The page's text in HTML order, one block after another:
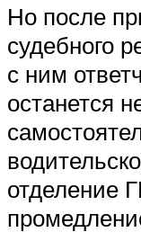
Но после
судебного
с ним
останется
отделение